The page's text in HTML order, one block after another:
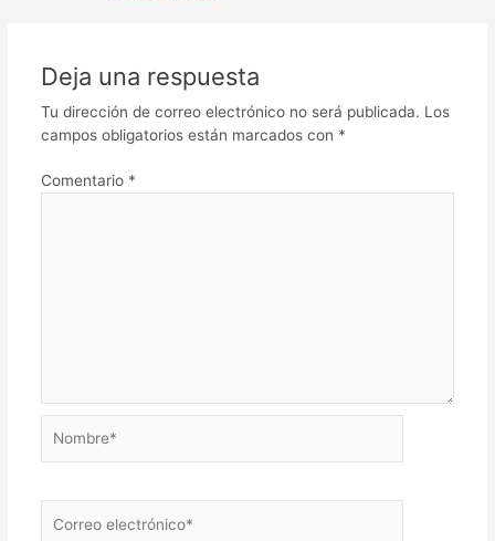
Deja una respuesta
Tu dirección de correo electrónico no será publicada. Los
campos obligatorios están marcados con *
Comentario *